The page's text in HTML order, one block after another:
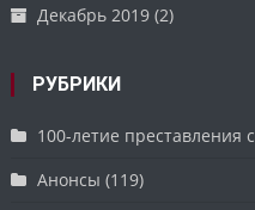
Декабрь 2019 (2)
РУБРИКИ
100-летие преставления
Анонсы (119)